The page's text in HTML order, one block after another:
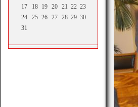
17
18 19 20 21 22 23
24
25 26 27 28 29 30
31